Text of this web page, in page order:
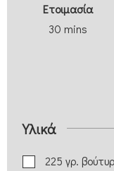
Eτοιμασία
30 mins
Υλικά
225 γρ.